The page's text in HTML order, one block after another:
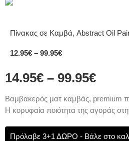
Πίνακας σε Καμβά, Abstract Oil
12.95€ – 99.95€
14.95€ – 99.95€
Bαμβακερός ματ καμβάς, premium
Η κορυφαία ποιότητα της αγοράς
Πρόλαβε 3+1 ΔΩΡΟ - Βάλε στο